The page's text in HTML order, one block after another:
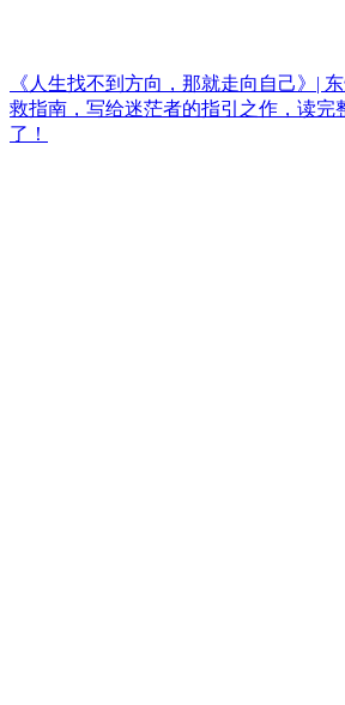
《人生找不到方向，那就走向自己》|
救指南，写给迷茫者的指引之作，读完
了！